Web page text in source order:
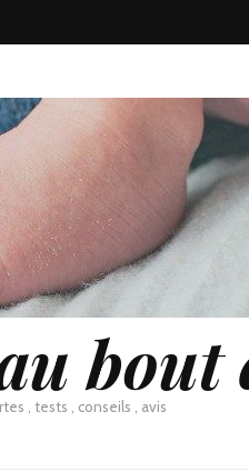
bout
, tests , conseils , avis